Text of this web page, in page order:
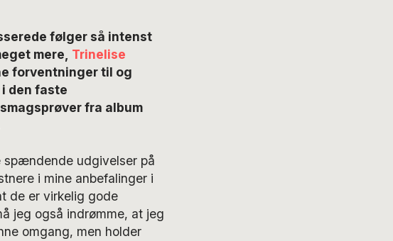
følger så intenst
mere, Trinelise
forventninger til og
den faste
fra album
spændende udgivelser på
i mine anbefalinger i
de er virkelig gode
jeg også indrømme, at jeg
omgang, men holder